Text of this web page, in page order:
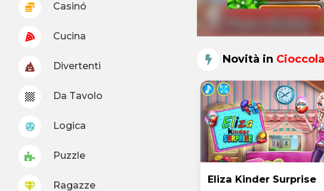
Casinó
Cucina
Divertenti
Da Tavolo
Logica
Puzzle
Ragazze
Novità in
Eliza Kinder Surprise